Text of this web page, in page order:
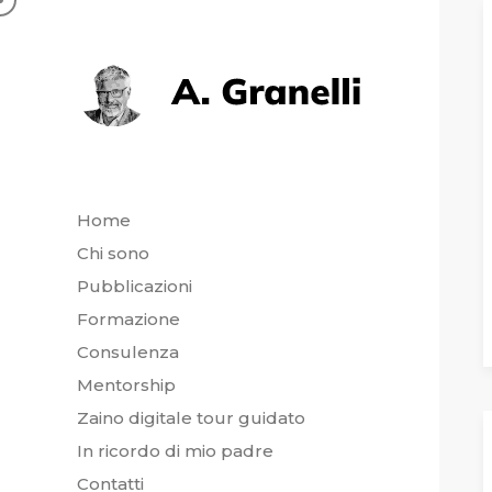
Home
Chi sono
Pubblicazioni
Formazione
Consulenza
Mentorship
Zaino digitale tour guidato
In ricordo di mio padre
Contatti